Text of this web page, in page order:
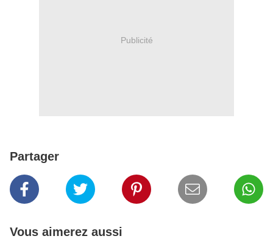
Publicité
Partager
Vous aimerez aussi